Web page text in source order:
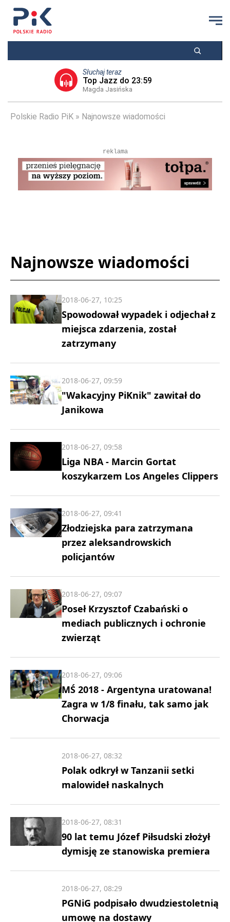
Słuchaj teraz
Top Jazz do 23:59
Magda Jasińska
Polskie Radio PiK Najnowsze wiadomości
reklama
Najnowsze wiadomości
Spowodował wypadek i odjechał z
miejsca zdarzenia, został
zatrzymany
2018-06-27, 10:25
"Wakacyjny PiKnik" zawitał do
Janikowa
2018-06-27, 09:59
Liga NBA - Marcin Gortat
koszykarzem Los Angeles Clippers
2018-06-27, 09:58
Złodziejska para zatrzymana
przez aleksandrowskich
policjantów
2018-06-27, 09:41
Poseł Krzysztof Czabański o
mediach publicznych i ochronie
zwierząt
2018-06-27, 09:07
MŚ 2018 - Argentyna uratowana!
Zagra w 1/8 finału, tak samo jak
Chorwacja
2018-06-27, 09:06
Polak odkrył w Tanzanii setki
malowideł naskalnych
2018-06-27, 08:32
90 lat temu Józef Piłsudski złożył
dymisję ze stanowiska premiera
2018-06-27, 08:31
PGNiG podpisało dwudziestoletnią
umowę na dostawy
2018-06-27, 08:29